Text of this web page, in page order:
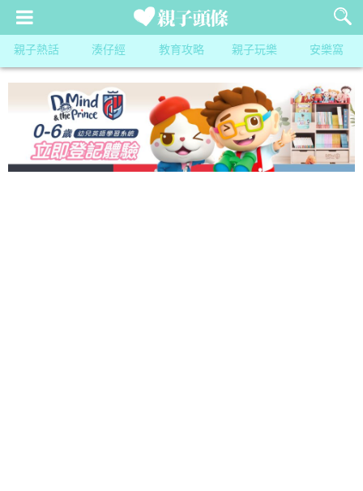
親子熱話 湊仔經 教育攻略 親子玩樂 安樂窩